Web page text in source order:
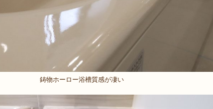
鋳物ホーロー浴槽質感が凄い